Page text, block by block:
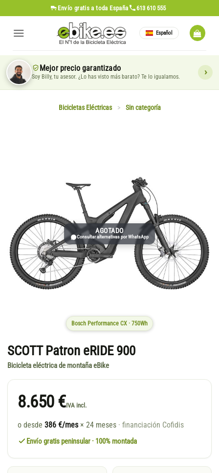
al
contenido
Envío gratis a toda España 613 610 555
Español
Mejor precio garantizado
Soy Billy, tu asesor. ¿Lo has visto más barato? Te lo igualamos.
Bicicletas Eléctricas > Sin categoría
AGOTADO
Consultar alternativas por WhatsApp
Bosch Performance CX · 750Wh
SCOTT Patron eRIDE 900
Bicicleta eléctrica de montaña eBike
8.650 €IVA incl.
o desde 386 €/mes × 24 meses · financiación Cofidis
Envío gratis peninsular · 100% montada